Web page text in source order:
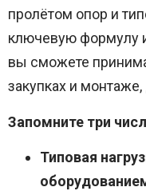
пролётом опор и
ключевую формулу
вы сможете
закупках и
Запомните три
Типовая